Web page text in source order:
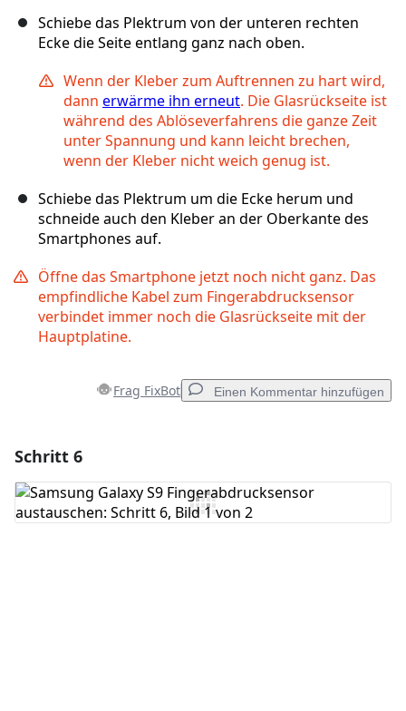
Schiebe das Plektrum von der unteren rechten
Ecke die Seite entlang ganz nach oben.
Wenn der Kleber zum Auftrennen zu hart wird,
dann erwärme ihn erneut. Die Glasrückseite ist
während des Ablöseverfahrens die ganze Zeit
unter Spannung und kann leicht brechen,
wenn der Kleber nicht weich genug ist.
Schiebe das Plektrum um die Ecke herum und
schneide auch den Kleber an der Oberkante des
Smartphones auf.
Öffne das Smartphone jetzt noch nicht ganz. Das
empfindliche Kabel zum Fingerabdrucksensor
verbindet immer noch die Glasrückseite mit der
Hauptplatine.
Frag FixBot Einen Kommentar hinzufügen
Kommentar hinzufügen
Schritt 6